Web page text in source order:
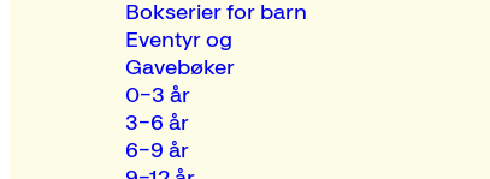
Bokserier for barn
Eventyr og
Gavebøker
0–3 år
3–6 år
6–9 år